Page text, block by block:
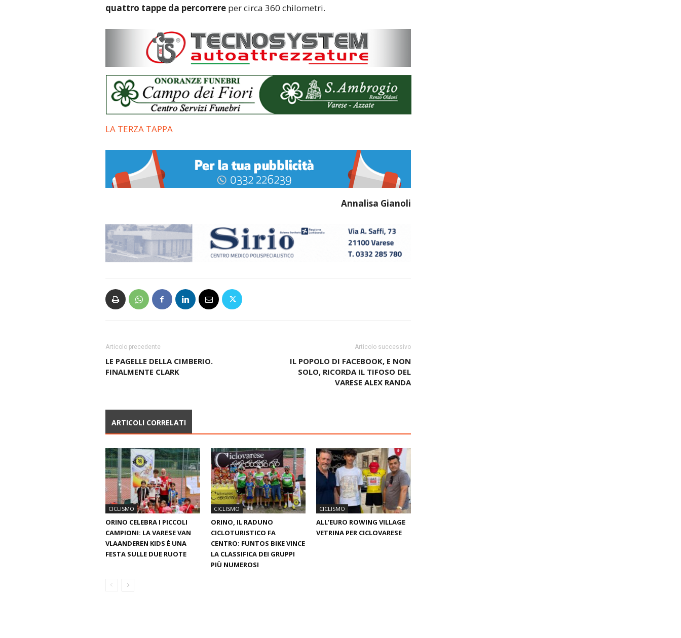
quattro tappe da percorrereper circa 360 chilometri.
LA TERZA TAPPA
Annalisa Gianoli
Articolo precedente
LE PAGELLE DELLA CIMBERIO.
FINALMENTE CLARK
Articolo successivo
IL POPOLO DI FACEBOOK, E NON
SOLO, RICORDA IL TIFOSO DEL
VARESE ALEX RANDA
ARTICOLI CORRELATI
CICLISMO
ORINO CELEBRA I PICCOLI
CAMPIONI: LA VARESE VAN
VLAANDEREN KIDS È UNA
FESTA SULLE DUE RUOTE
CICLISMO
ORINO, IL RADUNO
CICLOTURISTICO FA
CENTRO: FUNTOS BIKE VINCE
LA CLASSIFICA DEI GRUPPI
PIÙ NUMEROSI
CICLISMO
ALL’EURO ROWING VILLAGE
VETRINA PER CICLOVARESE